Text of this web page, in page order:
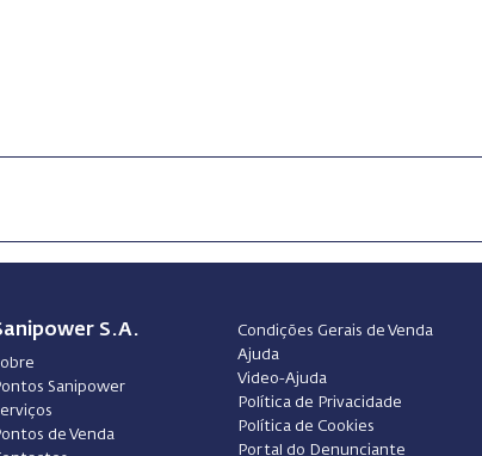
S.A.
Sanipower
de Venda
Condições Gerais de Venda
Ajuda
Video-Ajuda
Política de Privacidade
Política de Cookies
Portal do Denunciante